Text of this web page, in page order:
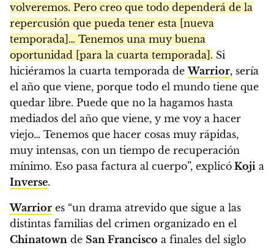
volveremos. Pero creo que todo dependerá de la
repercusión que pueda tener esta [nueva
temporada]… Tenemos una muy buena
oportunidad [para la cuarta temporada]. Si
hiciéramos la cuarta temporada deWarrior, sería
el año que viene, porque todo el mundo tiene que
quedar libre. Puede que no la hagamos hasta
mediados del año que viene, y me voy a hacer
viejo… Tenemos que hacer cosas muy rápidas,
muy intensas, con un tiempo de recuperación
mínimo. Eso pasa factura al cuerpo”, explicó Koji a
Inverse.
Warrior es “un drama atrevido que sigue a las
distintas familias del crimen organizado en el
Chinatown de San Francisco a finales del siglo